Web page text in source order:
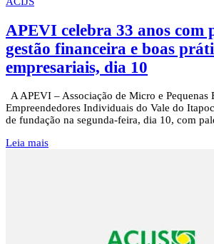
APEVI celebra 33 anos com
gestão financeira e boas
empresariais, dia 10
A APEVI – Associação de Micro e Pequenas
Empreendedores Individuais do Vale do
de fundação na segunda-feira, dia 10, com
Leia mais